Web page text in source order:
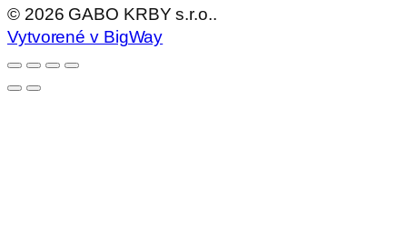
© 2026 GABO KRBY s.r.o..
Vytvorené v BigWay